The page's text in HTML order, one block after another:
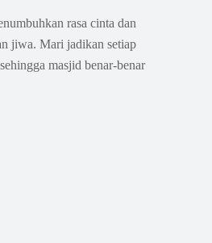
rasa cinta dan
jiwa. Mari jadikan setiap
masjid benar-benar